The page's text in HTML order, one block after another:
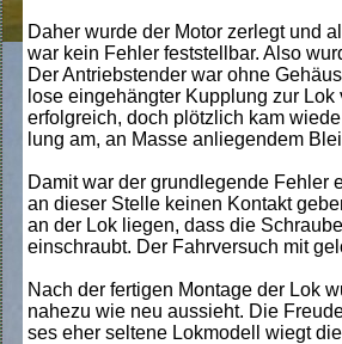
Daher wurde der Motor zerlegt und
war kein Fehler feststellbar. Also
Der Antriebstender war ohne
lose eingehängter Kupplung zur
erfolgreich, doch plötzlich kam
lung am, an Masse anliegendem
Damit war der grundlegende Fehler
an dieser Stelle keinen Kontakt
an der Lok liegen, dass die
einschraubt. Der Fahrversuch mit
Nach der fertigen Montage der Lok
nahezu wie neu aussieht. Die
ses eher seltene Lokmodell wiegt